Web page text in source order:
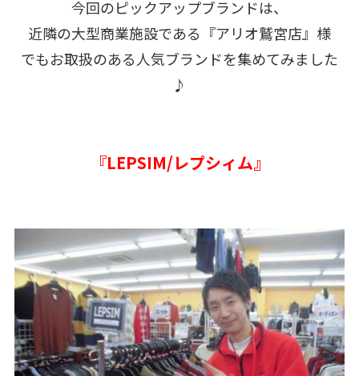
今回のピックアップブランドは、
近隣の大型商業施設である『アリオ鷲宮店』様
でもお取扱のある人気ブランドを集めてみました
♪
『LEPSIM/レプシィム』